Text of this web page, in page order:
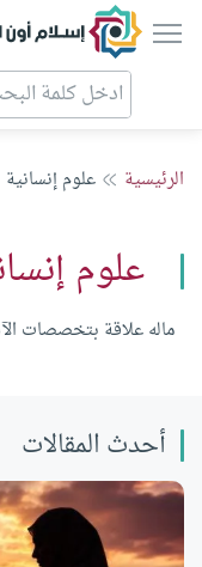
إسلام
الرئيسية علوم إنسانية
علوم
ماله علاقة بتخصصات
أحدث المقالات